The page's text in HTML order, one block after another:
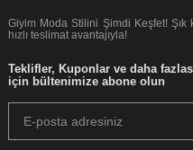
Giyim Moda Stilini Şimdi Keşfet! Şık
hızlı teslimat avantajıyla!
Teklifler, Kuponlar ve daha
için bültenimize abone olun